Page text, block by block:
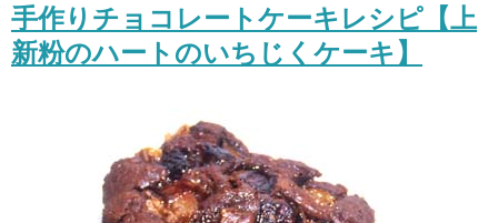
手作りチョコレートケーキレシピ【上
新粉のハートのいちじくケーキ】